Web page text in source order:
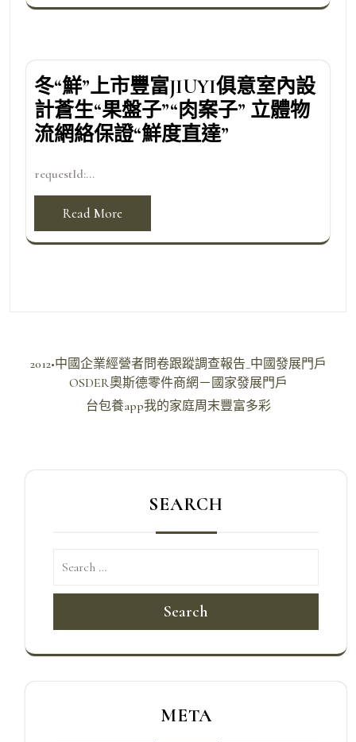
冬“鮮”上市豐富JIUYI俱意室內設
計蒼生“果盤子”“肉案子” 立體物
流網絡保證“鮮度直達”
requestId:...
Read More
2012•中國企業經營者問卷跟蹤調查報告_中國發展門戶
OSDER奧斯德零件商網－國家發展門戶
台包養app我的家庭周末豐富多彩
SEARCH
Search
META